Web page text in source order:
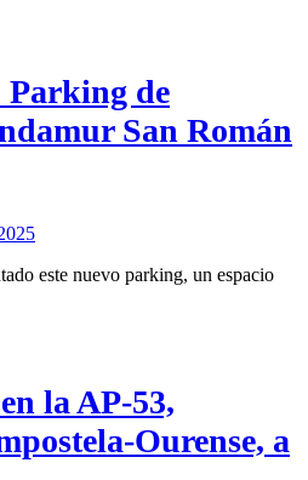
de
San Román
este nuevo parking, un espacio
la AP-53,
Ourense, a